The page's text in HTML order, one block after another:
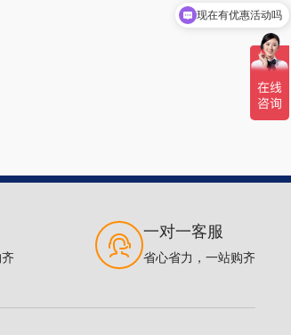
一对一客服
省心省力，一站购齐
现在有优惠活动吗